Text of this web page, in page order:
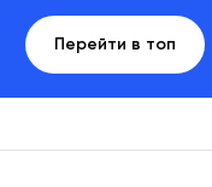
Перейти в топ